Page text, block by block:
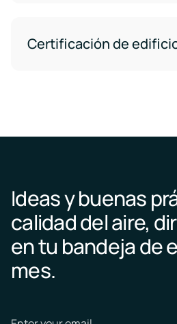
Certificación de
Ideas y buenas
calidad del aire,
en tu bandeja de
mes.